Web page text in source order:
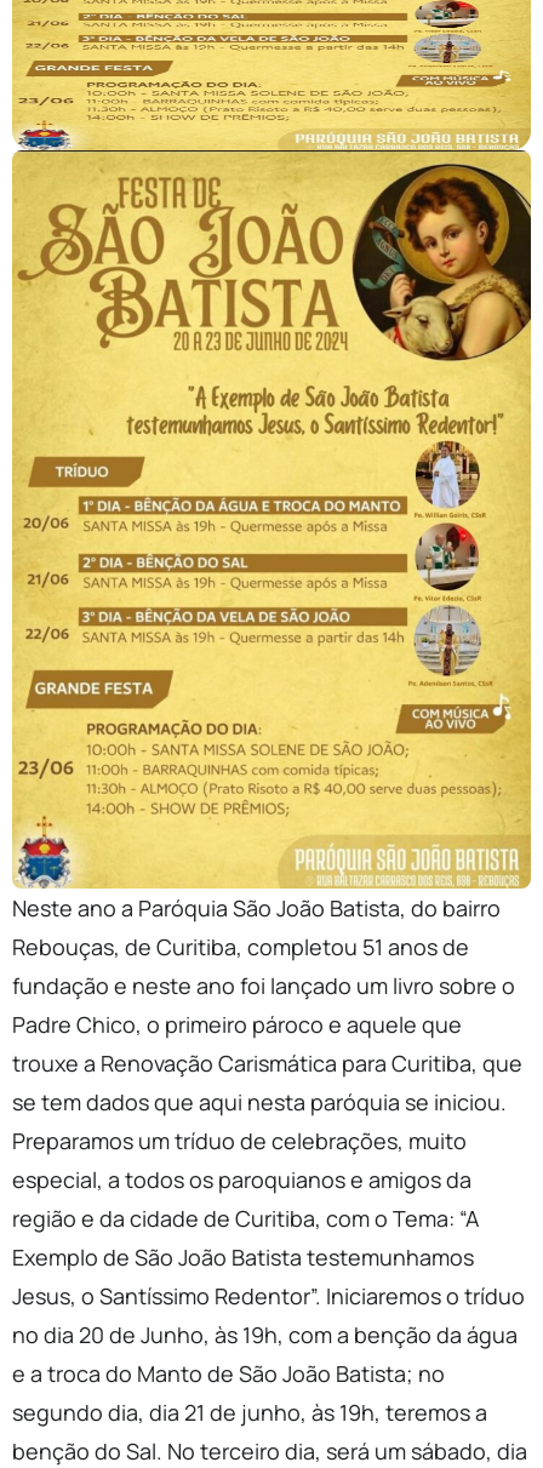
Neste ano a Paróquia São João Batista, do bairro
Rebouças, de Curitiba, completou 51 anos de
fundação e neste ano foi lançado um livro sobre o
Padre Chico, o primeiro pároco e aquele que
trouxe a Renovação Carismática para Curitiba, que
se tem dados que aqui nesta paróquia se iniciou.
Preparamos um tríduo de celebrações, muito
especial, a todos os paroquianos e amigos da
região e da cidade de Curitiba, com o Tema: “A
Exemplo de São João Batista testemunhamos
Jesus, o Santíssimo Redentor”. Iniciaremos o tríduo
no dia 20 de Junho, às 19h, com a benção da água
e a troca do Manto de São João Batista; no
segundo dia, dia 21 de junho, às 19h, teremos a
benção do Sal. No terceiro dia, será um sábado, dia